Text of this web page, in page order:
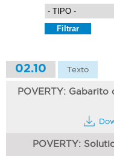
02.10 Texto
POVERTY:
POVERTY: